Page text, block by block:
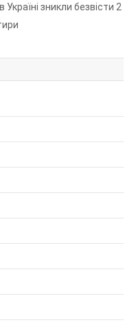
зникли безвісти 2